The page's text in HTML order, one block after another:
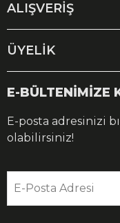
ALIŞVERİŞ
ÜYELİK
E-BÜLTENİMİZE
E-posta adresinizi
olabilirsiniz!
E-Posta Adresi